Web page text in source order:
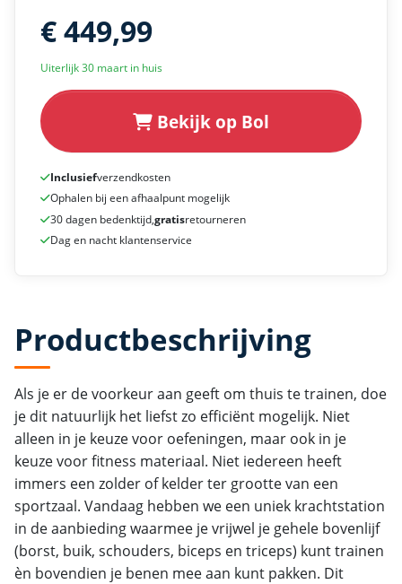
€ 449,99
Uiterlijk 30 maart in huis
Bekijk op Bol
Inclusiefverzendkosten
Ophalen bij een afhaalpunt mogelijk
30 dagen bedenktijd,gratisretourneren
Dag en nacht klantenservice
Productbeschrijving
Als je er de voorkeur aan geeft om thuis te trainen, doe
je dit natuurlijk het liefst zo efficiënt mogelijk. Niet
alleen in je keuze voor oefeningen, maar ook in je
keuze voor fitness materiaal. Niet iedereen heeft
immers een zolder of kelder ter grootte van een
sportzaal. Vandaag hebben we een uniek krachtstation
in de aanbieding waarmee je vrijwel je gehele bovenlijf
(borst, buik, schouders, biceps en triceps) kunt trainen
èn bovendien je benen mee aan kunt pakken. Dit